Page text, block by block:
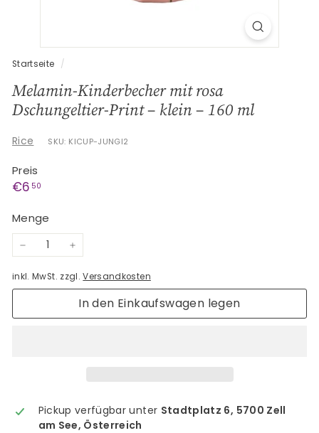
c
h
e
n
k
Startseite /
Melamin-Kinderbecher mit rosa
Dschungeltier-Print – klein – 160 ml
Rice SKU: KICUP-JUNGI2
Preis
Normaler
€6 50
Menge
− +
inkl. MwSt. zzgl.Versandkosten
In den Einkaufswagen legen
Pickup verfügbar unter Stadtplatz 6, 5700 Zell
am See, Österreich